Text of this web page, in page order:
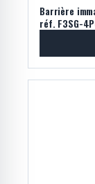
Barrière
réf. F3SG-